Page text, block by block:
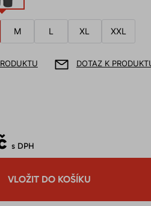
M L XL XXL
DOTAZ K
s DPH
VLOŽIT DO KOŠÍKU